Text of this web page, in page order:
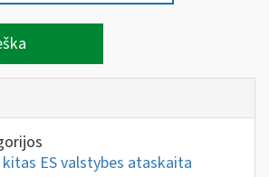
ES valstybes ataskaita